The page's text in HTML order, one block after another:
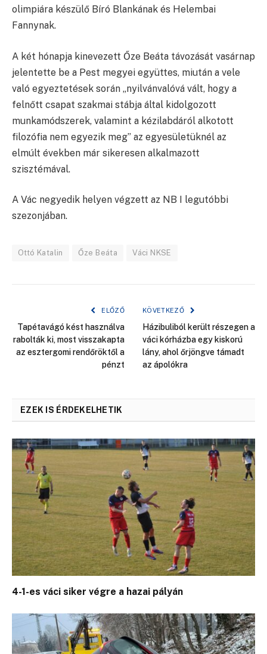
olimpiára készülő Bíró Blankának és Helembai
Fannynak.
A két hónapja kinevezett Őze Beáta távozását vasárnap
jelentette be a Pest megyei együttes, miután a vele
való egyeztetések során „nyilvánvalóvá vált, hogy a
felnőtt csapat szakmai stábja által kidolgozott
munkamódszerek, valamint a kézilabdáról alkotott
filozófia nem egyezik meg” az egyesületüknél az
elmúlt években már sikeresen alkalmazott
szisztémával.
A Vác negyedik helyen végzett az NB I legutóbbi
szezonjában.
Ottó Katalin Őze Beáta Váci NKSE
ELŐZŐ
Tapétavágó kést használva
rabolták ki, most visszakapta
az esztergomi rendőröktől a
pénzt
KÖVETKEZŐ
Házibuliból került részegen a
váci kórházba egy kiskorú
lány, ahol őrjöngve támadt
az ápolókra
EZEK IS ÉRDEKELHETIK
4-1-es váci siker végre a hazai pályán